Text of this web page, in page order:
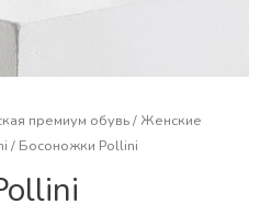
премиум обувь/Женские
/ Босоножки Pollini